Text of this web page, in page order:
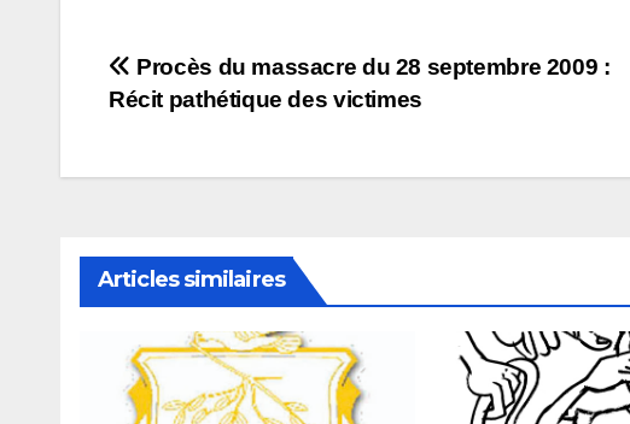
Navigation
l’article
Procès du massacre du 28 septembre 2009 :
Récit pathétique des victimes
Articles similaires